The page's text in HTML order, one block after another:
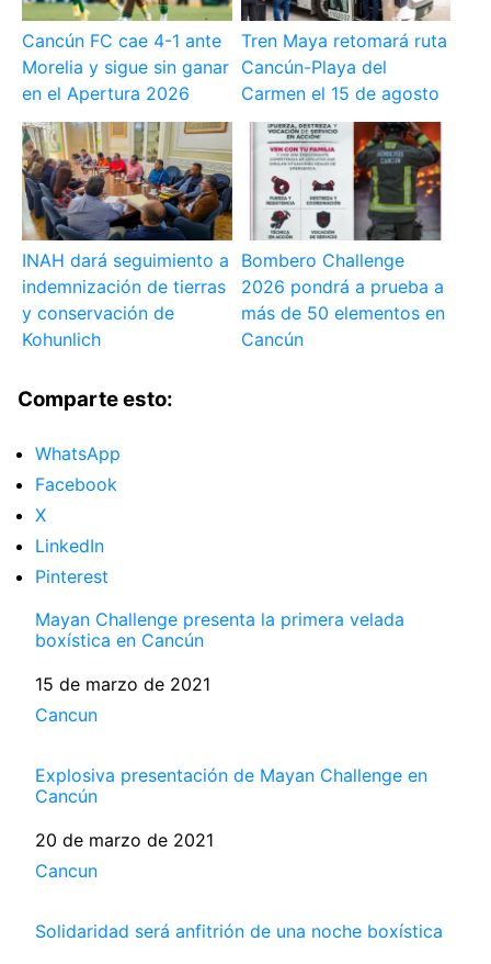
Cancún FC cae 4-1 ante
Morelia y sigue sin ganar
en el Apertura 2026
Tren Maya retomará ruta
Cancún-Playa del
Carmen el 15 de agosto
INAH dará seguimiento a
indemnización de tierras
y conservación de
Kohunlich
Bombero Challenge
2026 pondrá a prueba a
más de 50 elementos en
Cancún
Comparte esto:
WhatsApp
Facebook
X
LinkedIn
Pinterest
Mayan Challenge presenta la primera velada
boxística en Cancún
Fecha
15 de marzo de 2021
Respecto a
Cancun
Explosiva presentación de Mayan Challenge en
Cancún
Fecha
20 de marzo de 2021
Respecto a
Cancun
Solidaridad será anfitrión de una noche boxística